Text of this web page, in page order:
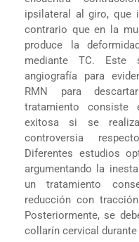
ipsilateral al giro, que
contrario que en la
produce la
mediante TC. Este
angiografía para
RMN para
tratamiento consiste
exitosa si se
controversia
Diferentes estudios
argumentando la
un tratamiento
reducción con
Posteriormente, se
collarín cervical durante